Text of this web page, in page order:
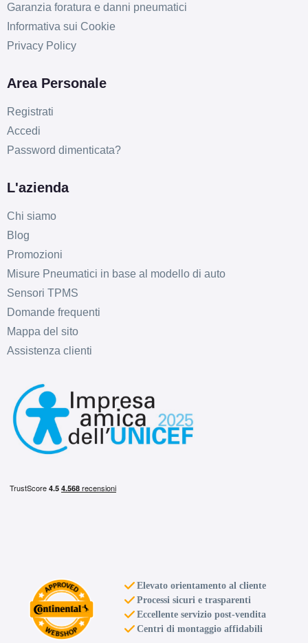
Garanzia foratura e danni pneumatici
Informativa sui Cookie
Privacy Policy
Area Personale
Registrati
Accedi
Password dimenticata?
L'azienda
Chi siamo
Blog
Promozioni
Misure Pneumatici in base al modello di auto
Sensori TPMS
Domande frequenti
Mappa del sito
Assistenza clienti
Elevato orientamento al cliente
Processi sicuri e trasparenti
Eccellente servizio post-vendita
Centri di montaggio affidabili